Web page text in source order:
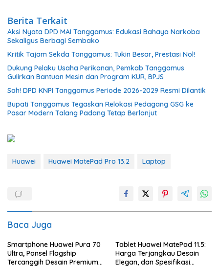
Berita Terkait
Aksi Nyata DPD MAI Tanggamus: Edukasi Bahaya Narkoba
Sekaligus Berbagi Sembako
Kritik Tajam Sekda Tanggamus: Tukin Besar, Prestasi Nol!
Dukung Pelaku Usaha Perikanan, Pemkab Tanggamus
Gulirkan Bantuan Mesin dan Program KUR, BPJS
Sah! DPD KNPI Tanggamus Periode 2026-2029 Resmi Dilantik
Bupati Tanggamus Tegaskan Relokasi Pedagang GSG ke
Pasar Modern Talang Padang Tetap Berlanjut
Huawei Huawei MatePad Pro 13.2 Laptop
Baca Juga
Smartphone Huawei Pura 70
Ultra, Ponsel Flagship
Tercanggih Desain Premium
Tablet Huawei MatePad 11.5:
Harga Terjangkau Desain
Elegan, dan Spesifikasi